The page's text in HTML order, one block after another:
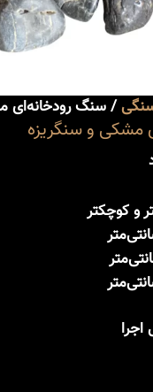
/ سنگ رودخانه‌ای
مشکی و سنگریزه